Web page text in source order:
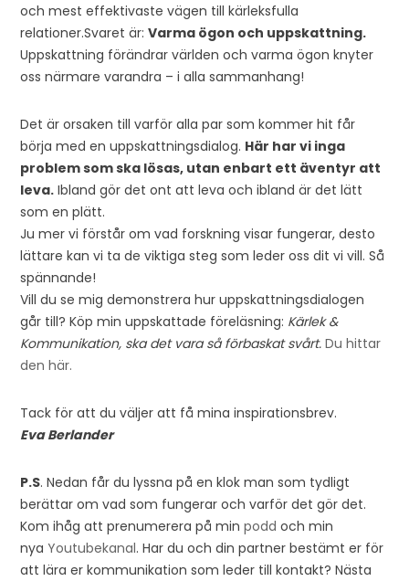
och mest effektivaste vägen till kärleksfulla
relationer.Svaret är:Varma ögon och uppskattning.
Uppskattning förändrar världen och varma ögon knyter
oss närmare varandra – i alla sammanhang!
Det är orsaken till varför alla par som kommer hit får
börja med en uppskattningsdialog. Här har vi inga
problem som ska lösas, utan enbart ett äventyr att
leva. Ibland gör det ont att leva och ibland är det lätt
som en plätt.
Ju mer vi förstår om vad forskning visar fungerar, desto
lättare kan vi ta de viktiga steg som leder oss dit vi vill. Så
spännande!
Vill du se mig demonstrera hur uppskattningsdialogen
går till? Köp min uppskattade föreläsning: Kärlek &
Kommunikation, ska det vara så förbaskat svårt. Du hittar
den här.
Tack för att du väljer att få mina inspirationsbrev.
Eva Berlander
P.S. Nedan får du lyssna på en klok man som tydligt
berättar om vad som fungerar och varför det gör det.
Kom ihåg att prenumerera på minpodd och min
nyaYoutubekanal. Har du och din partner bestämt er för
att lära er kommunikation som leder till kontakt? Nästa